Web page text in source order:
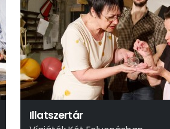
Illatszertár